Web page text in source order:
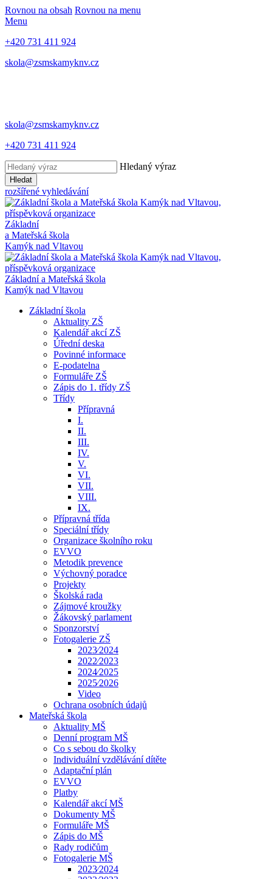
Rovnou na obsah Rovnou na menu
Menu
+420 731 411 924
skola@zsmskamyknv.cz
skola@zsmskamyknv.cz
+420 731 411 924
Hledaný výraz
Hledat
rozšířené vyhledávání
Základní
a Mateřská škola
Kamýk nad Vltavou
Základní a Mateřská škola
Kamýk nad Vltavou
Základní škola
Aktuality ZŠ
Kalendář akcí ZŠ
Úřední deska
Povinné informace
E-podatelna
Formuláře ZŠ
Zápis do 1. třídy ZŠ
Třídy
Přípravná
I.
II.
III.
IV.
V.
VI.
VII.
VIII.
IX.
Přípravná třída
Speciální třídy
Organizace školního roku
EVVO
Metodik prevence
Výchovný poradce
Projekty
Školská rada
Zájmové kroužky
Žákovský parlament
Sponzorství
Fotogalerie ZŠ
2023⁄2024
2022⁄2023
2024⁄2025
2025⁄2026
Video
Ochrana osobních údajů
Mateřská škola
Aktuality MŠ
Denní program MŠ
Co s sebou do školky
Individuální vzdělávání dítěte
Adaptační plán
EVVO
Platby
Kalendář akcí MŠ
Dokumenty MŠ
Formuláře MŠ
Zápis do MŠ
Rady rodičům
Fotogalerie MŠ
2023⁄2024